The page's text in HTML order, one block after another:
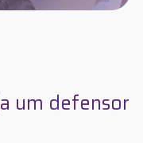
um defensor